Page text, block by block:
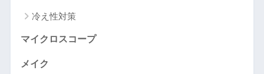
冷え性対策
マイクロスコープ
メイク